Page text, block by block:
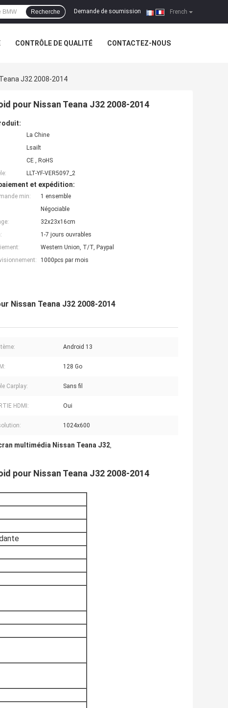
French
Demande de soumission |
Recherche
CONTRÔLE DE QUALITÉ CONTACTEZ-NOUS
J32 2008-2014
pour Nissan Teana J32 2008-2014
La Chine
Lsailt
CE , RoHS
LLT-YF-VER5097_2
et expédition:
min:
1 ensemble
Négociable
32x23x16cm
1-7 jours ouvrables
Western Union, T/T, Paypal
1000pcs par mois
Nissan Teana J32 2008-2014
Android 13
128 Go
Carplay: Sans fil
HDMI: Oui
1024x600
multimédia Nissan Teana J32,
pour Nissan Teana J32 2008-2014